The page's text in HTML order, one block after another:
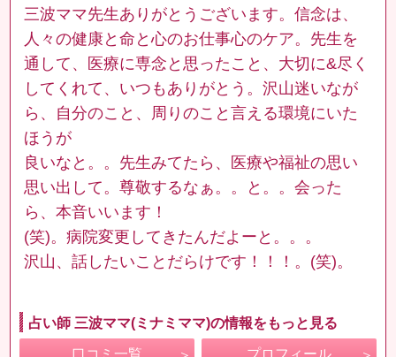
三波ママ先生ありがとうございます。信念は、
人々の健康と命と心のお仕事心のケア。先生を
通して、医療に専念と思ったこと、大切に&尽く
してくれて、いつもありがとう。沢山迷いなが
ら、自分のこと、周りのこと言える環境にいた
ほうが
良いなと。。先生みてたら、医療や福祉の思い
思い出して。尊敬するなぁ。。と。。会った
ら、本音いいます！
(笑)。病院変更してきたんだよーと。。。
沢山、話したいことだらけです！！！。(笑)。
占い師 三波ママ(ミナミママ)の情報をもっと見る